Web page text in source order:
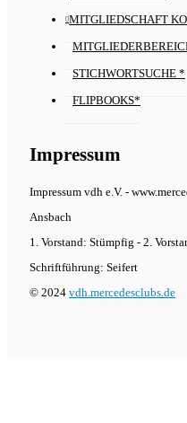
MITGLIEDSCHAFT
STICHWORTSUCHE *
FLIPBOOKS*
Impressum
Impressum vdh e.V. -
Ansbach
1. Vorstand: Stümpfig - 2.
Schriftführung: Seifert
© 2024 vdh.mercedesclubs.de